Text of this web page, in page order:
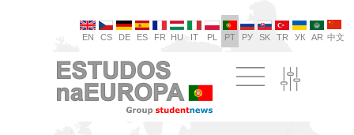
EN CS DE ES FR HU IT PL PT РУ SK TR УК AR 中文